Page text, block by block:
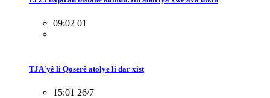
09:02 01
TJA'yê li Qoserê atolye li dar xist
15:01 26/7